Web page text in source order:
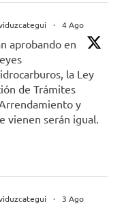
· 4 Ago
aprobando en
la Ley
de Trámites
y
vienen serán igual.
· 3 Ago